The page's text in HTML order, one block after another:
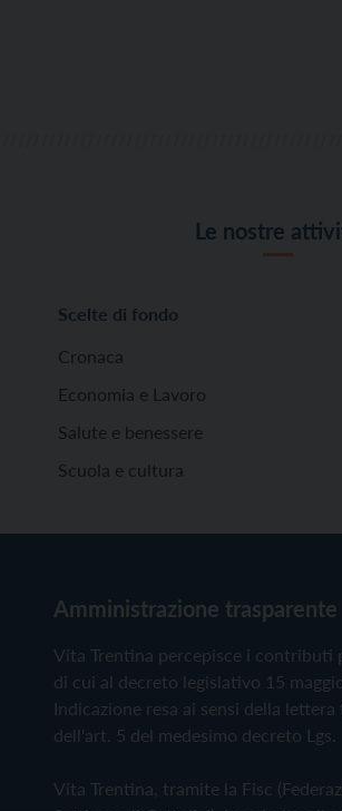
Le nostre
Scelte di fondo
Cronaca
Economia e Lavoro
Salute e benessere
Scuola e cultura
Amministrazione trasparente
Vita Trentina percepisce i contributi
di cui al decreto legislativo 15
Indicazione resa ai sensi della lettera
dell'art. 5 del medesimo decreto Lgs.
Vita Trentina, tramite la Fisc